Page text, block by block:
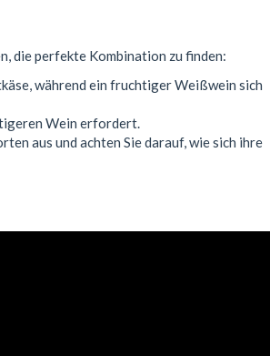
die perfekte Kombination zu finden:
während ein fruchtiger Weißwein sich
Wein erfordert.
aus und achten Sie darauf, wie sich ihre